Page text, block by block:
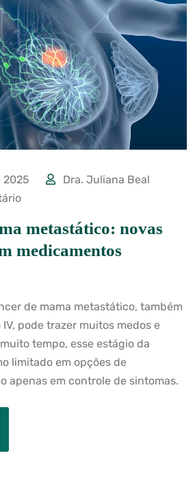
2025
Dra. Juliana Beal
metastático: novas
medicamentos
de mama metastático, também
pode trazer muitos medos e
tempo, esse estágio da
limitado em opções de
apenas em controle de sintomas.